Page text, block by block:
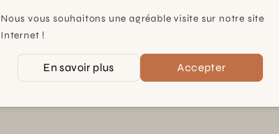
Contact et horaires
Nous vous souhaitons une agréable visite sur notre site
Internet !
En savoir plus Accepter